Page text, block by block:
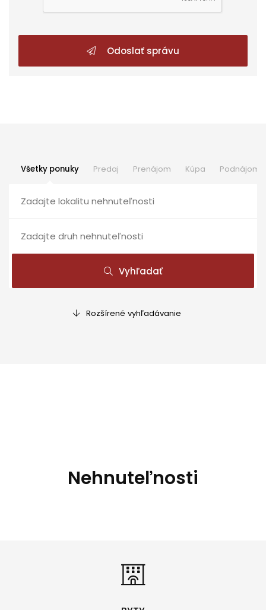
Odoslať správu
Všetky ponuky Predaj Prenájom Kúpa Podnájom
Vyhľadať
Rozšírené vyhľadávanie
Nehnuteľnosti